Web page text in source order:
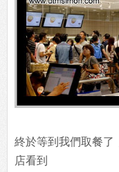
終於等到我們取餐了
店看到